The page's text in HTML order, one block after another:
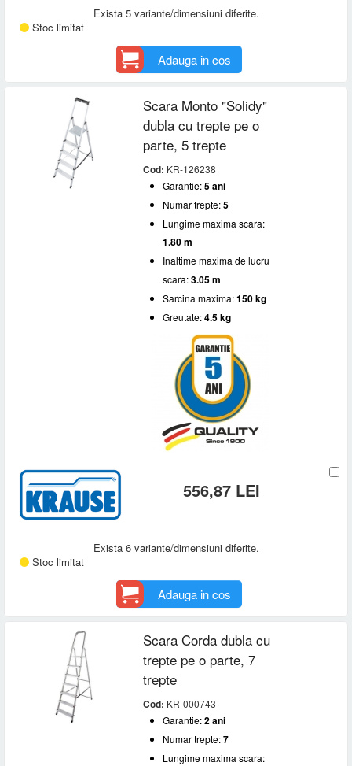
Exista 5 variante/dimensiuni diferite.
Stoc limitat
Adauga in cos
Scara Monto "Solidy"
dubla cu trepte pe o
parte, 5 trepte
Cod: KR-126238
Garantie:5 ani
Numar trepte:5
Lungime maxima scara:
1.80 m
Inaltime maxima de lucru
scara:3.05 m
Sarcina maxima:150 kg
Greutate:4.5 kg
556,87 LEI
Exista 6 variante/dimensiuni diferite.
Stoc limitat
Adauga in cos
Scara Corda dubla cu
trepte pe o parte, 7
trepte
Cod: KR-000743
Garantie:2 ani
Numar trepte:7
Lungime maxima scara: